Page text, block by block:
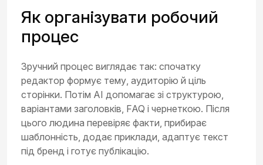
Як організувати робочий
процес
Зручний процес виглядає так: спочатку
редактор формує тему, аудиторію й ціль
сторінки. Потім AI допомагає зі структурою,
варіантами заголовків, FAQ і чернеткою. Після
цього людина перевіряє факти, прибирає
шаблонність, додає приклади, адаптує текст
під бренд і готує публікацію.